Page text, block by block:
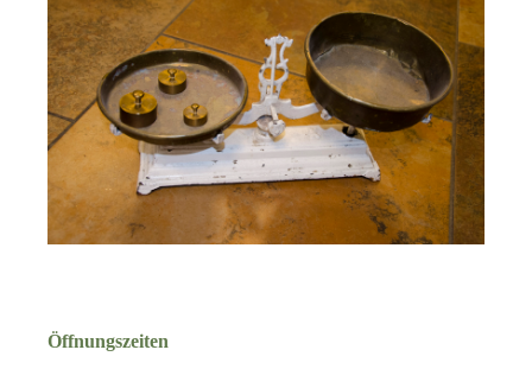
Öffnungszeiten